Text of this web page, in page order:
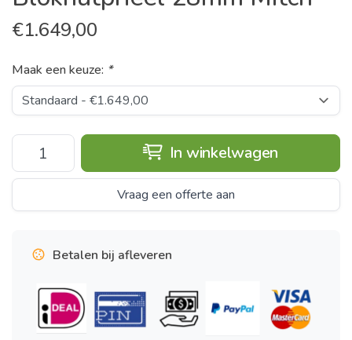
€1.649,00
Maak een keuze: *
In winkelwagen
Vraag een offerte aan
Betalen bij afleveren